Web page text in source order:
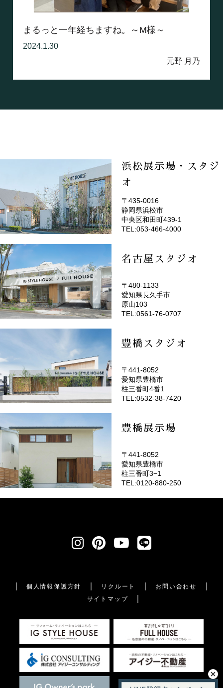
まるっと一年経ちますね。～M様～
2024.1.30
元野 月乃
浜松展示場・スタジ
オ
(EMOTOP浜松)
〒435-0016
静岡県浜松市
中央区和田町439-1
TEL:053-466-4000
名古屋スタジオ
(EMOTOP名古屋)
〒480-1133
愛知県長久手市
原山103
TEL:0561-76-0707
豊橋スタジオ
(EMOTOP豊橋)
〒441-8052
愛知県豊橋市
柱三番町4番1
TEL:0532-38-7420
豊橋展示場
〒441-8052
愛知県豊橋市
柱三番町3−1
TEL:0120-880-250
個人情報保護方針 リクルート
お問い合わせ
サイトマップ